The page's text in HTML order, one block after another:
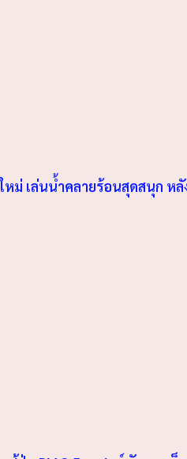
เล่นน้ำคลายร้อนสุดสนุก หลั